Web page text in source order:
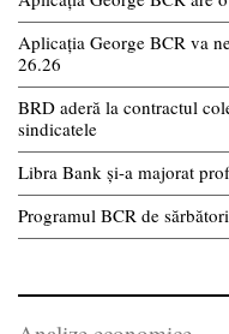
Aplicația George BCR va
26.26
BRD aderă la contractul
sindicatele
Libra Bank și-a majorat
Programul BCR de